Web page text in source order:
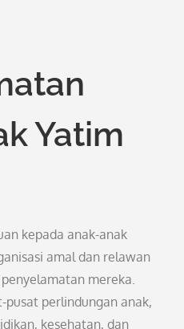
Yatim
kepada anak-anak
amal dan relawan
mereka.
perlindungan anak,
kesehatan, dan